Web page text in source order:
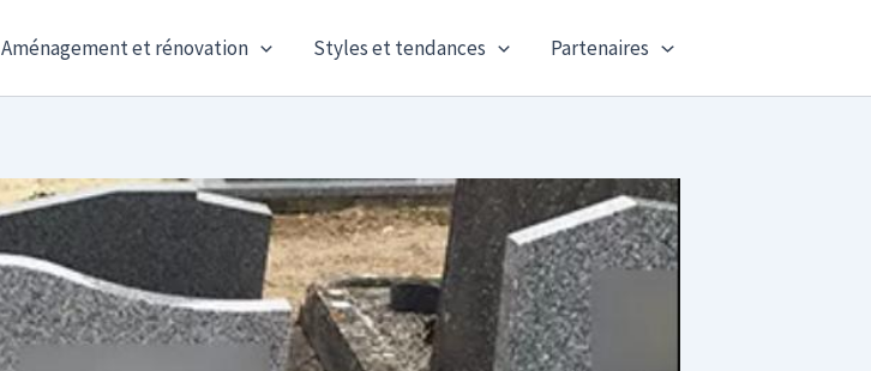
Aménagement et rénovation Styles et tendances Partenaires